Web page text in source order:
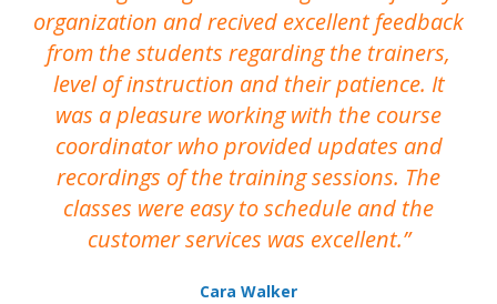
organization and recived excellent feedback
from the students regarding the trainers,
level of instruction and their patience. It
was a pleasure working with the course
coordinator who provided updates and
recordings of the training sessions. The
classes were easy to schedule and the
customer services was excellent.
Cara Walker